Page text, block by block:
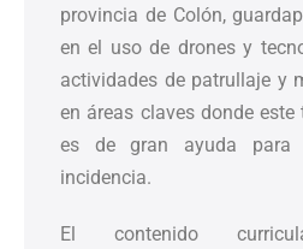
provincia de Colón,
en el uso de drones y
actividades de patrullaje y
en áreas claves donde
es de gran ayuda para
incidencia.
El contenido